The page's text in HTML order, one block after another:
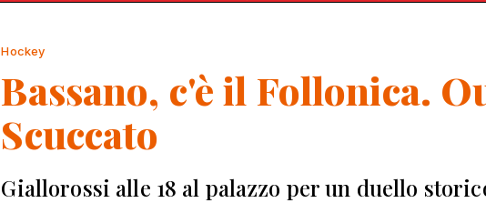
Hockey
Bassano, c'è il Follonica.
Scuccato
Giallorossi alle 18 al palazzo per un duello